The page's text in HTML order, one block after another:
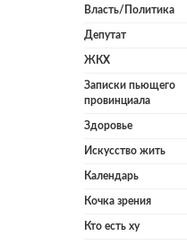
Власть/Политика
Депутат
ЖКХ
Записки пьющего
провинциала
Здоровье
Искусство жить
Календарь
Кочка зрения
Кто есть ху